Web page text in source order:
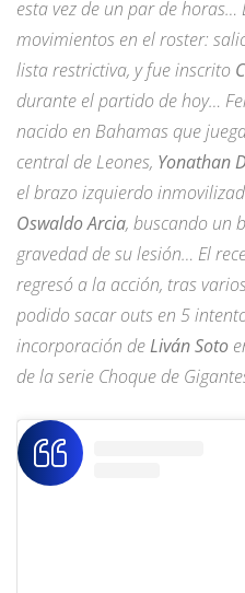
esta vez de un par de horas…
movimientos en el roster:
lista restrictiva, y fue inscrito
durante el partido de hoy…
nacido en Bahamas que
central de Leones, Yonathan
el brazo izquierdo
Oswaldo Arcia, buscando un
gravedad de su lesión… El
regresó a la acción, tras
podido sacar outs en 5
incorporación deLiván Soto
de la serie Choque de